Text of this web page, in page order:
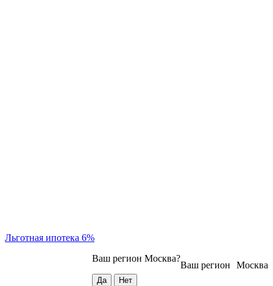
Льготная ипотека 6%
Москва
Ваш регион
Ваш регион Москва?